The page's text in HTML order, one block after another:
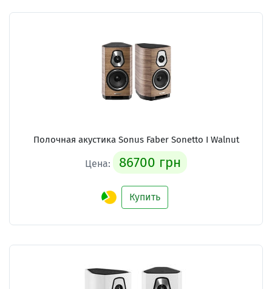
Полочная акустика Sonus Faber Sonetto I Walnut
Цена: 86700 грн
Купить